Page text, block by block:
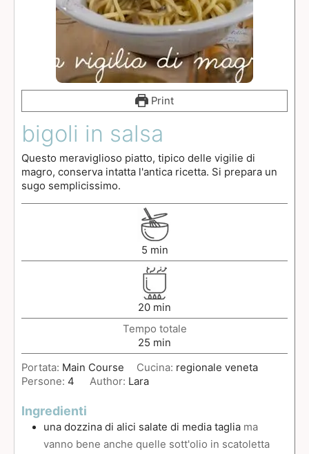
Print
bigoli in salsa
Questo meraviglioso piatto, tipico delle vigilie di
magro, conserva intatta l'antica ricetta. Si prepara un
sugo semplicissimo.
5 min
20 min
Tempo totale
25 min
Portata: Main Course Cucina: regionale veneta
Persone: 4 Author: Lara
Ingredienti
una dozzina di alici salate di media taglia ma
vanno bene anche quelle sott'olio in scatoletta